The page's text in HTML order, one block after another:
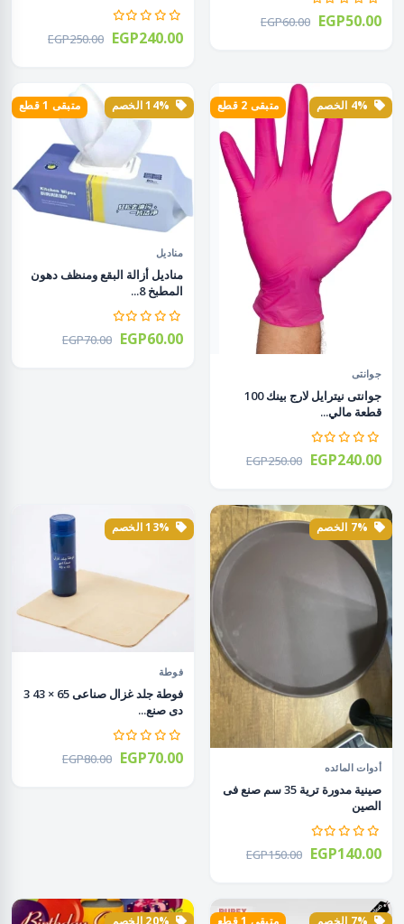
EGP60.00 EGP50.00
EGP250.00 EGP240.00
متبقى 2 قطع
جوانتى
جوانتى نيترايل لارج بينك 100
قطعة مالي...
EGP250.00 EGP240.00
متبقى 1 قطع
مناديل
مناديل أزالة البقع ومنظف دهون
المطبخ 8...
EGP70.00 EGP60.00
أدوات المائده
صينية مدورة ترية 35 سم صنع فى
الصين
EGP150.00 EGP140.00
فوطة
فوطة جلد غزال صناعى 65 × 43 3
دى صنع...
EGP80.00 EGP70.00